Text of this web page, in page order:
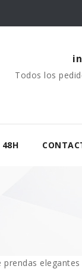
Todos los
48H